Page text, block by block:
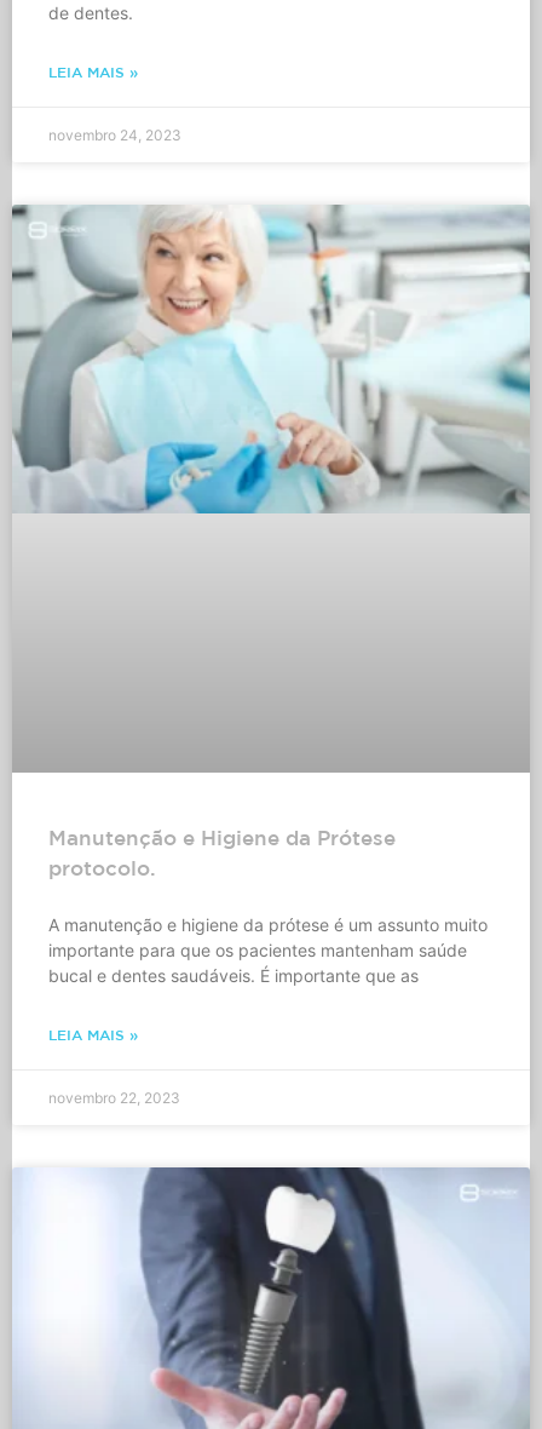
de dentes.
LEIA MAIS »
novembro 24, 2023
Manutenção e Higiene da Prótese
protocolo.
A manutenção e higiene da prótese é um assunto muito
importante para que os pacientes mantenham saúde
bucal e dentes saudáveis. É importante que as
LEIA MAIS »
novembro 22, 2023